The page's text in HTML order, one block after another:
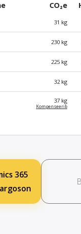
CO₂e
31 kg
230 kg
225 kg
32 kg
37 kg
Kompen­seerib
365